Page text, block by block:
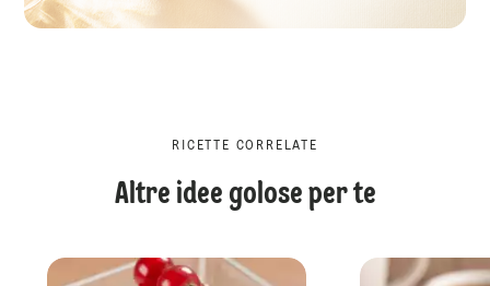
RICETTE CORRELATE
Altre idee golose per te